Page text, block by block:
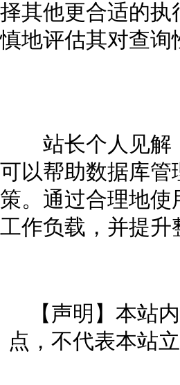
择其他更合适的执
慎地评估其对查询
站长个人见解，
可以帮助数据库管
策。通过合理地
工作负载，并提升
【声明】本站
点，不代表本站